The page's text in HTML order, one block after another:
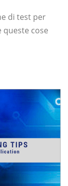
di test per
cose